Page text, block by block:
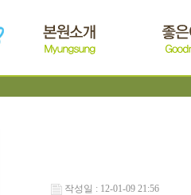
작성일 : 12-01-09 21:56